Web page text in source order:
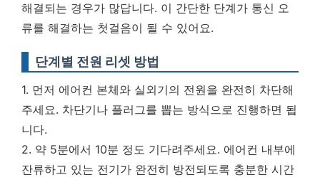
해결되는 경우가 많답니다. 이 간단한 단계가 통신 오
류를 해결하는 첫걸음이 될 수 있어요.
단계별 전원 리셋 방법
1. 먼저 에어컨 본체와 실외기의 전원을 완전히 차단해
주세요. 차단기나 플러그를 뽑는 방식으로 진행하면 됩
니다.
2. 약 5분에서 10분 정도 기다려주세요. 에어컨 내부에
잔류하고 있는 전기가 완전히 방전되도록 충분한 시간